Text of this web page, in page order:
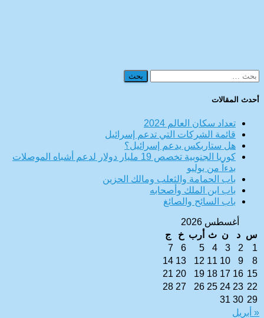
البحث
أحدث المقالات
تعداد سكان العالم 2024
قائمة الشركات التي تدعم إسرائيل
هل ستاربكس يدعم إسرائيل؟
كوريا الجنوبية تخصص 19 مليار دولار لدعم أشباه الموصلات
بدءاً من يوليو
باب الحمامة والثعلب ومالك الحزين
باب ابن الملك وأصحابه
باب السائح والصائغ
أغسطس 2026
س
د ن ث أرب خ
ج
1
2
3
4
5
6
7
8
9
10
11
12
13
14
15
16
17
18
19
20
21
22
23
24
25
26
27
28
29
30
31
« أبريل